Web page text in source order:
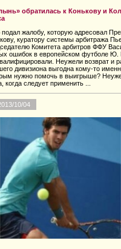
обратилась к Конькову и
подал жалобу, которую адресовал
куратору системы арбитража
Комитета арбитров ФФУ
ошибок в европейском футболе Ю.
Неужели возврат и
дивизиона выгодна кому-то
нужно помочь в выигрыше?
когда следует применить ...
10/04